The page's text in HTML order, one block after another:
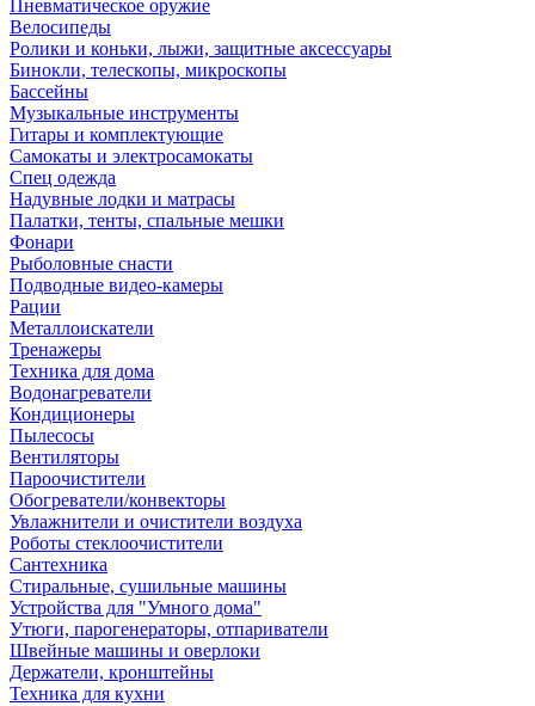
Пневматическое оружие
Велосипеды
Ролики и коньки, лыжи, защитные аксессуары
Бинокли, телескопы, микроскопы
Бассейны
Музыкальные инструменты
Гитары и комплектующие
Самокаты и электросамокаты
Спец одежда
Надувные лодки и матрасы
Палатки, тенты, спальные мешки
Фонари
Рыболовные снасти
Подводные видео-камеры
Рации
Металлоискатели
Тренажеры
Техника для дома
Водонагреватели
Кондиционеры
Пылесосы
Вентиляторы
Пароочистители
Обогреватели/конвекторы
Увлажнители и очистители воздуха
Роботы стеклоочистители
Сантехника
Стиральные, сушильные машины
Устройства для "Умного дома"
Утюги, парогенераторы, отпариватели
Швейные машины и оверлоки
Держатели, кронштейны
Техника для кухни